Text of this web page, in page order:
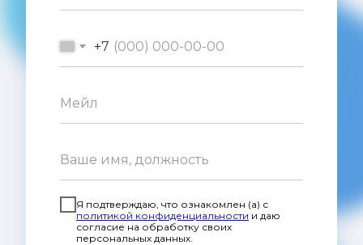
+7
Я подтверждаю, что ознакомлен (а) с
политикой конфиденциальности и даю
согласие на обработку своих
персональных данных.